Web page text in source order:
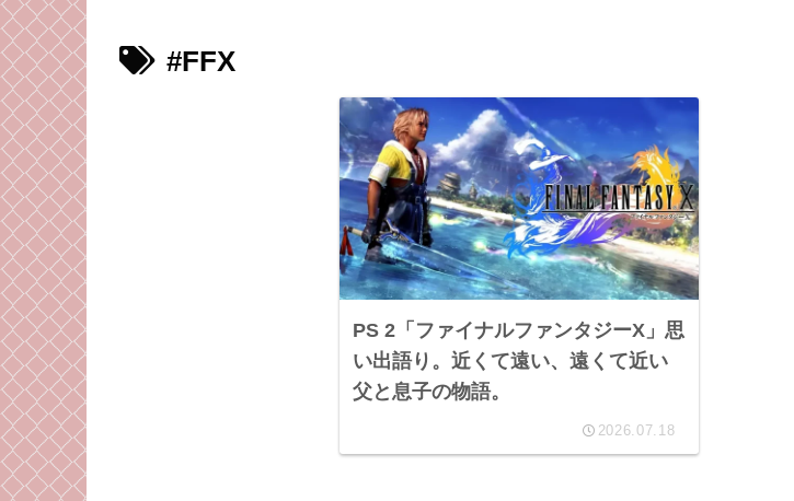
#FFX
PS 2「ファイナルファンタジーX」思
い出語り。近くて遠い、遠くて近い
父と息子の物語。
2026.07.18